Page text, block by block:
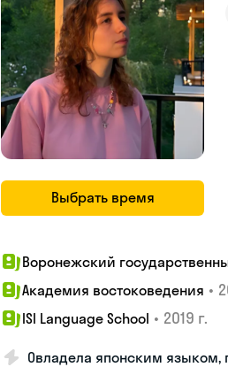
Выбрать время
Воронежский
Академия востоковедения •
ISI Language School • 2019 г.
Овладела японским языком,